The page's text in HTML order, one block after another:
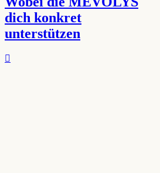
dich konkret
unterstützen